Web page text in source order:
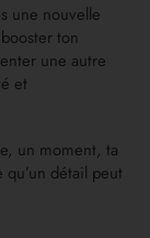
une nouvelle
ton
une autre
et
un moment, ta
détail peut